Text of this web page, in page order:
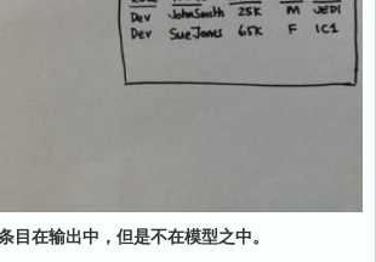
在输出中，但是不在模型之中。